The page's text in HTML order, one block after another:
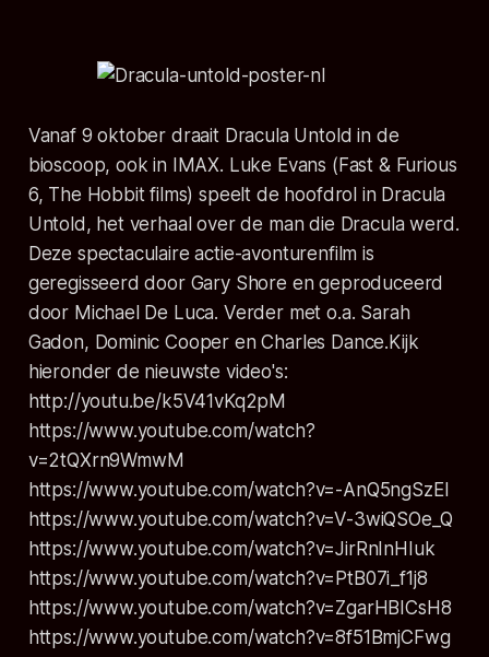
Vanaf 9 oktober draait Dracula Untold in de
bioscoop, ook in IMAX. Luke Evans (Fast & Furious
6, The Hobbit films) speelt de hoofdrol in Dracula
Untold, het verhaal over de man die Dracula werd.
Deze spectaculaire actie-avonturenfilm is
geregisseerd door Gary Shore en geproduceerd
door Michael De Luca. Verder met o.a. Sarah
Gadon, Dominic Cooper en Charles Dance.Kijk
hieronder de nieuwste video's:
http://youtu.be/k5V41vKq2pM
https://www.youtube.com/watch?
v=2tQXrn9WmwM
https://www.youtube.com/watch?v=-AnQ5ngSzEI
https://www.youtube.com/watch?v=V-3wiQSOe_Q
https://www.youtube.com/watch?v=JirRnInHIuk
https://www.youtube.com/watch?v=PtB07i_f1j8
https://www.youtube.com/watch?v=ZgarHBICsH8
https://www.youtube.com/watch?v=8f51BmjCFwg